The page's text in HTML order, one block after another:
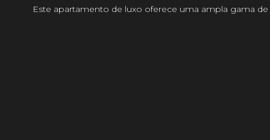
Este apartamento de luxo oferece uma ampla gama